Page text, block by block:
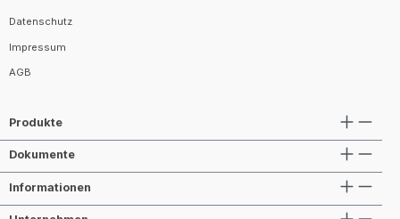
Datenschutz
Impressum
AGB
Produkte
Dokumente
Informationen